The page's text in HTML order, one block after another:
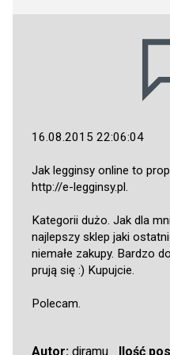
16.08.2015 22:06:04
Jak legginsy online to
http://e-legginsy.pl.
Kategorii dużo. Jak dla
najlepszy sklep jaki
niemałe zakupy. Bardzo
prują się :) Kupujcie.
Polecam.
Autor: djramu Ilość